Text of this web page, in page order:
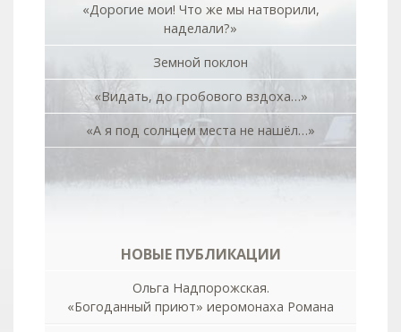
«Дорогие мои! Что же мы натворили,
наделали?»
Земной поклон
«Видать, до гробового вздоха…»
«А я под солнцем места не нашёл…»
НОВЫЕ ПУБЛИКАЦИИ
Ольга Надпорожская.
«Богоданный приют» иеромонаха Романа